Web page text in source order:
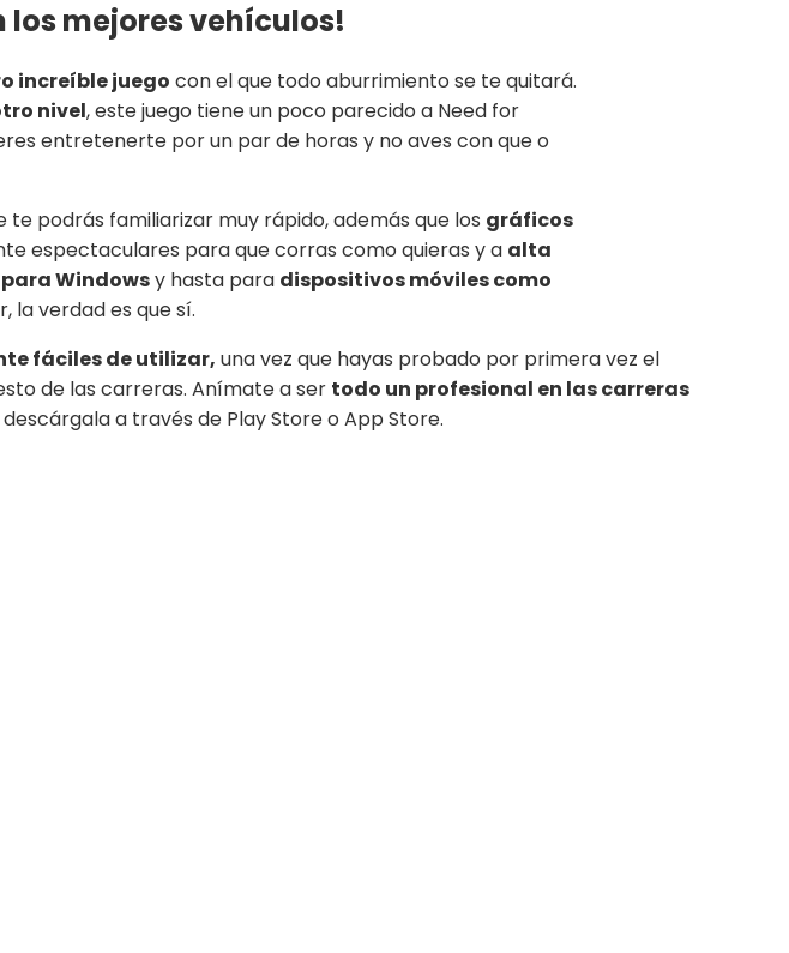
los mejores vehículos!
increíble juego con el que todo aburrimiento se te quitará.
nivel, este juego tiene un poco parecido a Need for
entretenerte por un par de horas y no aves con que o
te podrás familiarizar muy rápido, además que los gráficos
espectaculares para que corras como quieras y a alta
Windowsy hasta para dispositivos móviles como
la verdad es que sí.
fáciles de utilizar, una vez que hayas probado por primera vez el
de las carreras. Anímate a ser todo un profesional en las carreras
descárgala a través de Play Store o App Store.